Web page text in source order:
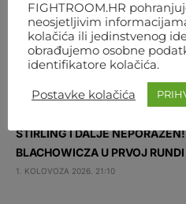
4. KOLOVOZA 2026. 10:11
NOKAUT IZ SNOVA! UROŠ
NOKAUTIRAO RODRIGUEZA
1. KOLOVOZA 2026. 21:37
STIRLING I DALJE
BLACHOWICZA U PRVOJ RUNDI
1. KOLOVOZA 2026. 21:10
FIGHTROOM.HR
neosjetljivim
kolačića ili jedinstvenog
obrađujemo osobne
identifikatore kolačića.
Postavke kolačića